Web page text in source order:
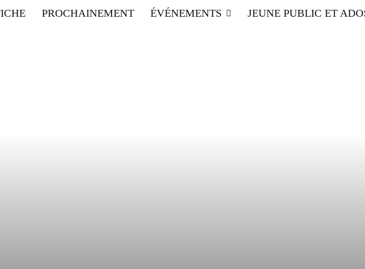
PROCHAINEMENT ÉVÉNEMENTS JEUNE PUBLIC ET